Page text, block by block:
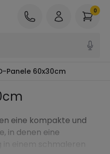
0
Panele 60x30cm
eine kompakte und
in denen eine
einem schmaleren